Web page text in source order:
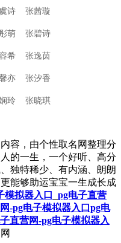
诗 张茜璇
萌 张碧诗
希 张逸茵
亦 张汐香
玲 张晓琪
容，由个性取名网整理分
的一生，一个好听、高分
独特稀少、有内涵、朗朗
能够助运宝宝一生成长成
模拟器入口
pg电子直营
-pg电子模拟器入口 pg电
直营网-pg电子模拟器入